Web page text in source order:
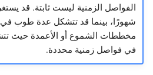
الفواصل الزمنية ليست ثابتة. قد
شهورًا، بينما قد تتشكل عدة طوب
مخططات الشموع أو الأعمدة حيث
في فواصل زمنية محددة.